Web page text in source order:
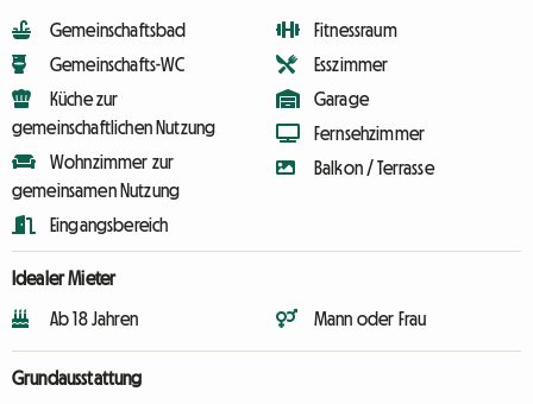
Gemeinschaftsbad
Gemeinschafts-WC
Küche zur
gemeinschaftlichen Nutzung
Wohnzimmer zur
gemeinsamen Nutzung
Eingangsbereich
Fitnessraum
Esszimmer
Garage
Fernsehzimmer
Balkon / Terrasse
Idealer Mieter
Ab 18 Jahren Mann oder Frau
Grundausstattung